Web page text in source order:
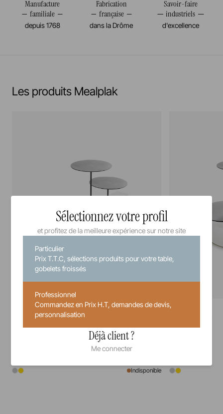
Manufacture
familiale
depuis 1768
Fabrication
française
dans la Drôme
Savoir-faire
industriels
d'excellence
Les produits Mealplak
Barrette rectangulaire
Indisponible
Mealplak
Sélectionnez votre profil
et profitez de la meilleure expérience sur notre site
Particulier
Prix T.T.C, sélections produits pour votre table,
gobelets froissés
Professionnel
Commandez en Prix H.T, demandes de devis,
personnalisation
Déjà client ?
Me connecter